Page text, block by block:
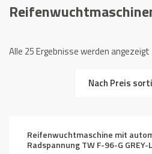
Alle 25 Ergebnisse werden angezeigt
Reifenwuchtmaschine mit
Radspannung TW F-96-G GREY-